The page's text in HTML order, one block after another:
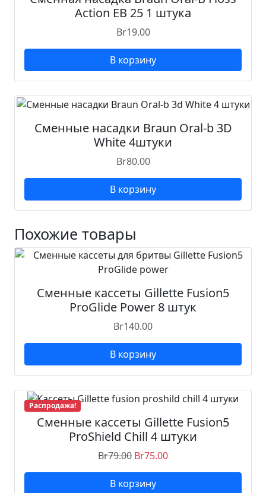
у
к
и
Action EB 25 1 штука
Br19.00
В корзину
Сменные насадки Braun Oral-b 3D
White 4штуки
Br80.00
В корзину
Похожие товары
Сменные кассеты Gillette Fusion5
ProGlide Power 8 штук
Br140.00
В корзину
Распродажа!
Сменные кассеты Gillette Fusion5
ProShield Chill 4 штуки
Br79.00 Br75.00
В корзину